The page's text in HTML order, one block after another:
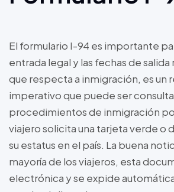
El formulario I-94 es importante
entrada legal y las fechas de salida
que respecta a inmigración, es un
imperativo que puede ser
procedimientos de inmigración
viajero solicita una tarjeta verde o
su estatus en el país. La buena
mayoría de los viajeros, esta
electrónica y se expide